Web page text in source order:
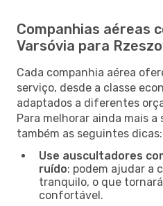
Companhias aéreas
Varsóvia para
Cada companhia aérea
serviço, desde a classe
adaptados a diferentes
Para melhorar ainda mais
também as seguintes dicas:
Use auscultadores
ruído: podem ajudar a
tranquilo, o que
confortável.